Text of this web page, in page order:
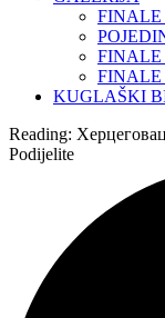
FINALE
FINALE
FINALE
KUGLAŠKI
Reading:
Podijelite